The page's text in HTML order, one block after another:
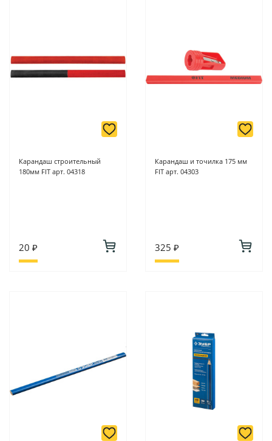
Карандаш строительный
180мм FIT арт. 04318
20 ₽
Карандаш и точилка 175 мм
FIT арт. 04303
325 ₽